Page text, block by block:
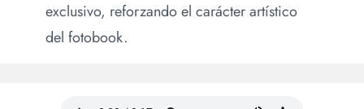
exclusivo, reforzando el carácter artístico
del fotobook.